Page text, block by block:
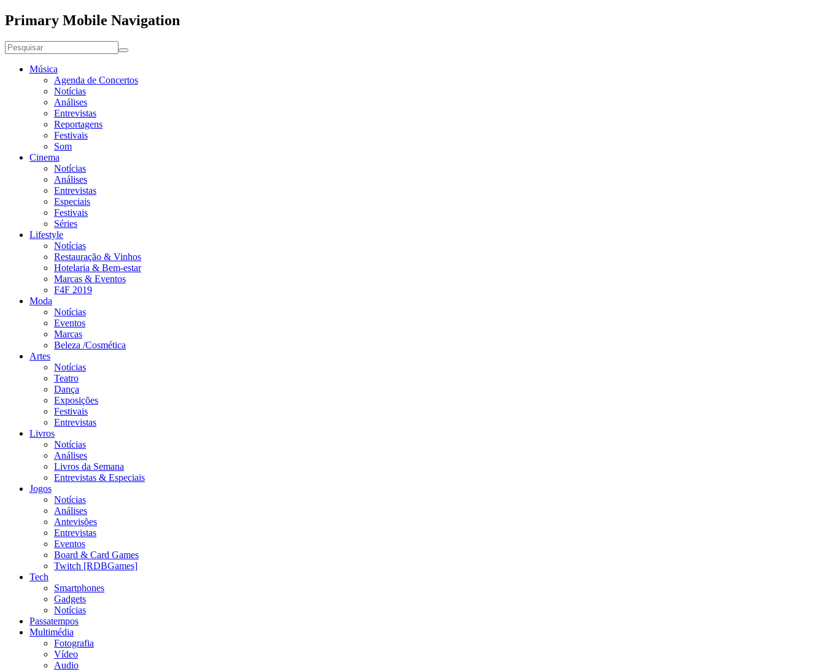
Primary Mobile Navigation
Música
Agenda de Concertos
Notícias
Análises
Entrevistas
Reportagens
Festivais
Som
Cinema
Notícias
Análises
Entrevistas
Especiais
Festivais
Séries
Lifestyle
Notícias
Restauração & Vinhos
Hotelaria & Bem-estar
Marcas & Eventos
F4F 2019
Moda
Notícias
Eventos
Marcas
Beleza /Cosmética
Artes
Notícias
Teatro
Dança
Exposições
Festivais
Entrevistas
Livros
Notícias
Análises
Livros da Semana
Entrevistas & Especiais
Jogos
Notícias
Análises
Antevisões
Entrevistas
Eventos
Board & Card Games
Twitch [RDBGames]
Tech
Smartphones
Gadgets
Notícias
Passatempos
Multimédia
Fotografia
Vídeo
Audio